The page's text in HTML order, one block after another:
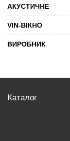
АКУСТИЧНЕ
VIN-ВІКНО
ВИРОБНИК
Каталог